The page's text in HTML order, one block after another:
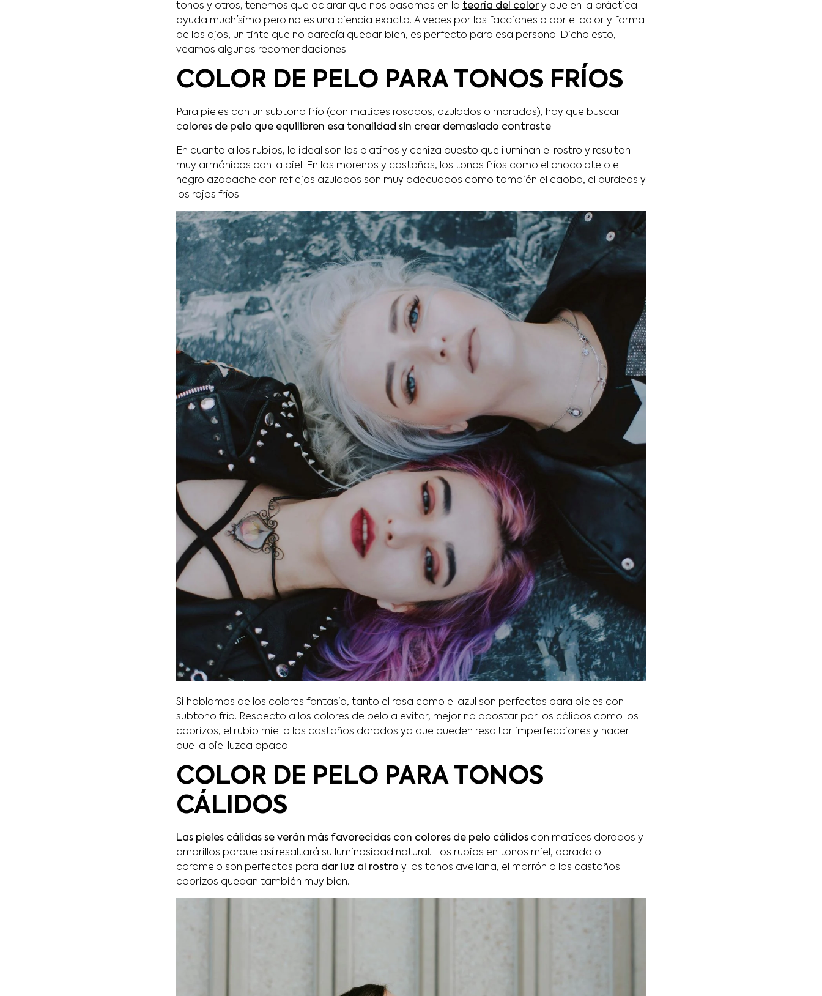
tonos y otros, tenemos que aclarar que nos basamos en la teoría del color y que en la práctica
ayuda muchísimo pero no es una ciencia exacta. A veces por las facciones o por el color y forma
de los ojos, un tinte que no parecía quedar bien, es perfecto para esa persona. Dicho esto,
veamos algunas recomendaciones.
COLOR DE PELO PARA TONOS FRÍOS
Para pieles con un subtono frío (con matices rosados, azulados o morados), hay que buscar
colores de pelo que equilibren esa tonalidad sin crear demasiado contraste.
En cuanto a los rubios, lo ideal son los platinos y ceniza puesto que iluminan el rostro y resultan
muy armónicos con la piel. En los morenos y castaños, los tonos fríos como el chocolate o el
negro azabache con reflejos azulados son muy adecuados como también el caoba, el burdeos y
los rojos fríos.
Si hablamos de los colores fantasía, tanto el rosa como el azul son perfectos para pieles con
subtono frío. Respecto a los colores de pelo a evitar, mejor no apostar por los cálidos como los
cobrizos, el rubio miel o los castaños dorados ya que pueden resaltar imperfecciones y hacer
que la piel luzca opaca.
COLOR DE PELO PARA TONOS
CÁLIDOS
Las pieles cálidas se verán más favorecidas con colores de pelo cálidos con matices dorados y
amarillos porque así resaltará su luminosidad natural. Los rubios en tonos miel, dorado o
caramelo son perfectos para dar luz al rostro y los tonos avellana, el marrón o los castaños
cobrizos quedan también muy bien.